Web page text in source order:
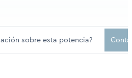
sobre esta potencia?